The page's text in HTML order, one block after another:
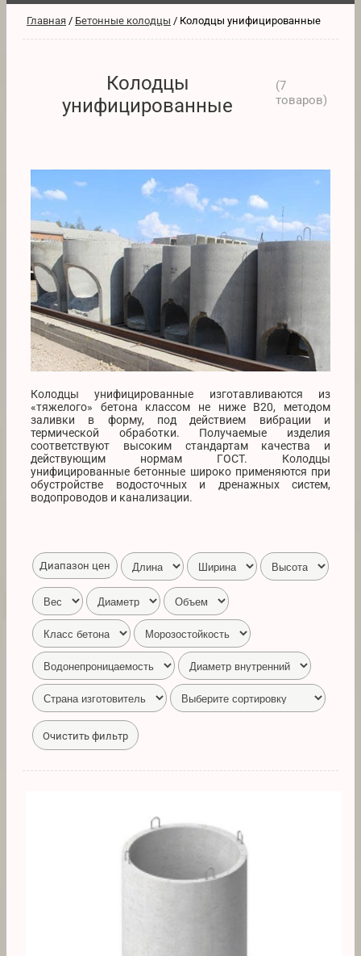
Главная / Бетонные колодцы / Колодцы унифицированные
Колодцы
унифицированные
(7
товаров)
Колодцы унифицированные изготавливаются из
«тяжелого» бетона классом не ниже В20, методом
заливки в форму, под действием вибрации и
термической обработки. Получаемые изделия
соответствуют высоким стандартам качества и
действующим нормам ГОСТ. Колодцы
унифицированные бетонные широко применяются при
обустройстве водосточных и дренажных систем,
водопроводов и канализации.
Диапазон цен
Очистить фильтр